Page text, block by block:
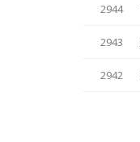
2944
2943
2942